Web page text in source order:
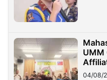
UMM
04/08/